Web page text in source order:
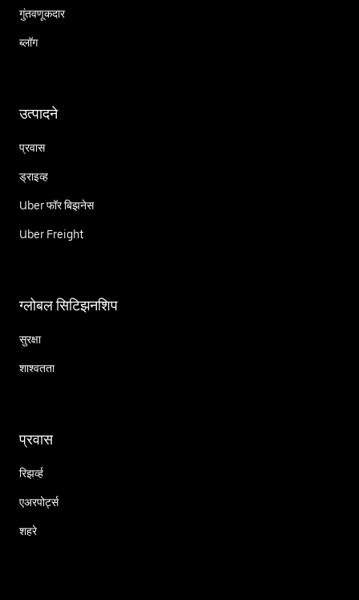
गुंतवणूकदार
ब्लॉग
उत्पादने
प्रवास
ड्राइव्ह
Uber फॉर बिझनेस
Uber Freight
ग्लोबल सिटिझनशिप
सुरक्षा
शाश्वतता
प्रवास
रिझर्व्ह
एअरपोर्ट्स
शहरे